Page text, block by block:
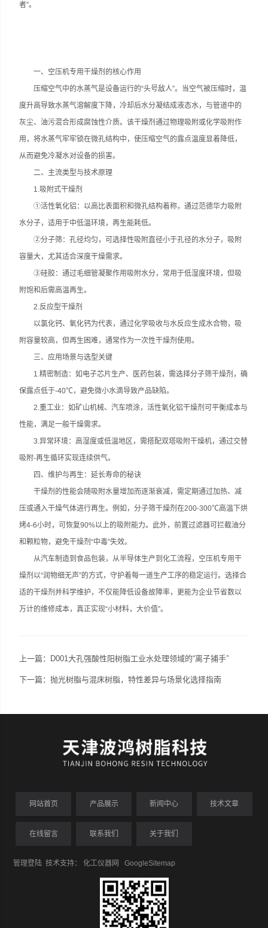
者”。
一、空压机专用干燥剂的核心作用
压缩空气中的水蒸气是设备运行的“头号敌人”。当空气被压缩时，温
度升高导致水蒸气溶解度下降，冷却后水分凝结成液态水，与管道中的
灰尘、油污混合形成腐蚀性介质。该干燥剂通过物理吸附或化学吸附作
用，将水蒸气牢牢锁在微孔结构中，使压缩空气的露点温度显着降低，
从而避免冷凝水对设备的损害。
二、主流类型与技术原理
1.吸附式干燥剂
①活性氧化铝：以高比表面积和微孔结构着称，通过范德华力吸附
水分子，适用于中低温环境，再生能耗低。
②分子筛：孔径均匀，可选择性吸附直径小于孔径的水分子，吸附
容量大，尤其适合深度干燥需求。
③硅胶：通过毛细管凝聚作用吸附水分，常用于低湿度环境，但吸
附饱和后需高温再生。
2.反应型干燥剂
以氯化钙、氧化钙为代表，通过化学吸收与水反应生成水合物，吸
附容量较高，但再生困难，通常作为一次性干燥剂使用。
三、应用场景与选型关键
1.精密制造：如电子芯片生产、医药包装，需选择分子筛干燥剂，确
保露点低于-40℃，避免微小水滴导致产品缺陷。
2.重工业：如矿山机械、汽车喷涂，活性氧化铝干燥剂可平衡成本与
性能，满足一般干燥需求。
3.异常环境：高湿度或低温地区，需搭配双塔吸附干燥机，通过交替
吸附-再生循环实现连续供气。
四、维护与再生：延长寿命的秘诀
干燥剂的性能会随吸附水量增加而逐渐衰减，需定期通过加热、减
压或通入干燥气体进行再生。例如，分子筛干燥剂在200-300℃高温下烘
烤4-6小时，可恢复90%以上的吸附能力。此外，前置过滤器可拦截油分
和颗粒物，避免干燥剂“中毒”失效。
从汽车制造到食品包装，从半导体生产到化工流程，空压机专用干
燥剂以“润物细无声”的方式，守护着每一道生产工序的稳定运行。选择合
适的干燥剂并科学维护，不仅能降低设备故障率，更能为企业节省数以
万计的维修成本，真正实现“小材料，大价值”。
上一篇： D001大孔强酸性阳树脂工业水处理领域的“离子捕手”
下一篇：抛光树脂与混床树脂，特性差异与场景化选择指南
网站首页 产品展示 新闻中心 技术文章
在线留言 联系我们 关于我们
管理登陆 技术支持：化工仪器网 GoogleSitemap